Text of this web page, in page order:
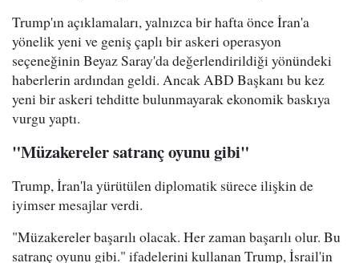
Trump'ın açıklamaları, yalnızca bir hafta önce İran'a
yönelik yeni ve geniş çaplı bir askeri operasyon
seçeneğinin Beyaz Saray'da değerlendirildiği yönündeki
haberlerin ardından geldi. Ancak ABD Başkanı bu kez
yeni bir askeri tehditte bulunmayarak ekonomik baskıya
vurgu yaptı.
"Müzakereler satranç oyunu gibi"
Trump, İran'la yürütülen diplomatik sürece ilişkin de
iyimser mesajlar verdi.
"Müzakereler başarılı olacak. Her zaman başarılı olur. Bu
satranç oyunu gibi." ifadelerini kullanan Trump, İsrail'in